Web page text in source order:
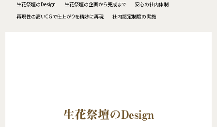
生花祭壇のDesign 生花祭壇の企画から完成まで
安心の社内体制
再現性の高いCGで仕上がりを精妙に再現
社内認定制度の実施
生花祭壇のDesign